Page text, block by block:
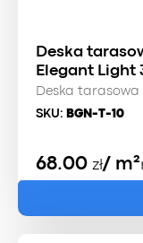
Deska
Elegant Light
Deska tarasowa
SKU: BGN-T-10
68.00 zł/ m²